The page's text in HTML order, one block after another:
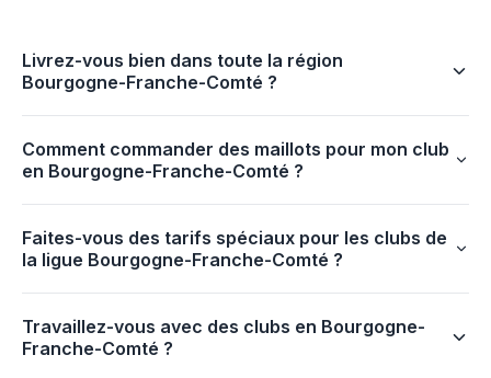
Livrez-vous bien dans toute la région
Bourgogne-Franche-Comté ?
Comment commander des maillots pour mon club
en Bourgogne-Franche-Comté ?
Faites-vous des tarifs spéciaux pour les clubs de
la ligue Bourgogne-Franche-Comté ?
Travaillez-vous avec des clubs en Bourgogne-
Franche-Comté ?